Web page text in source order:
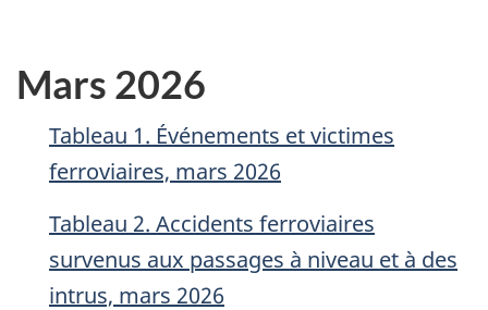
Mars 2026
Tableau 1. Événements et victimes
ferroviaires, mars 2026
Tableau 2. Accidents ferroviaires
survenus aux passages à niveau et à des
intrus, mars 2026